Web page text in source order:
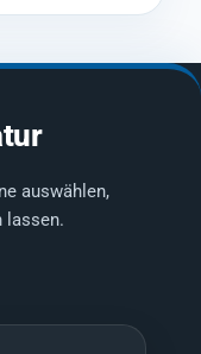
auswählen,
lassen.